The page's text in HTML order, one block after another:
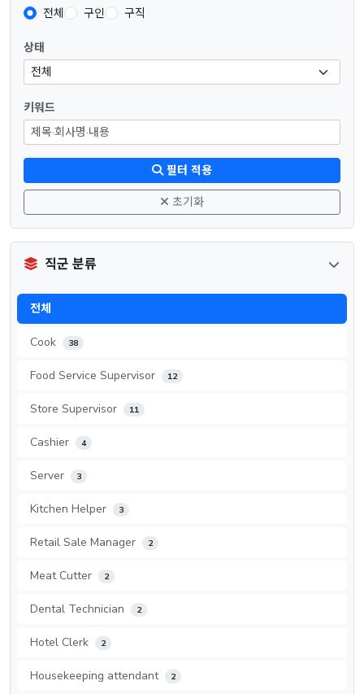
전체
구인 구직
상태
키워드
필터 적용
초기화
직군 분류
전체
Cook 38
Food Service Supervisor 12
Store Supervisor 11
Cashier 4
Server 3
Kitchen Helper 3
Retail Sale Manager 2
Meat Cutter 2
Dental Technician 2
Hotel Clerk 2
Housekeeping attendant 2